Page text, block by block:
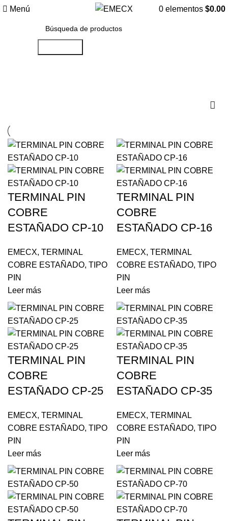
Menú 0 elementos $0.00
TERMINAL PIN
COBRE
ESTAÑADO CP-10
EMECX, TERMINAL
COBRE ESTAÑADO, TIPO
PIN
Leer más
TERMINAL PIN
COBRE
ESTAÑADO CP-16
EMECX, TERMINAL
COBRE ESTAÑADO, TIPO
PIN
Leer más
TERMINAL PIN
COBRE
ESTAÑADO CP-25
EMECX, TERMINAL
COBRE ESTAÑADO, TIPO
PIN
Leer más
TERMINAL PIN
COBRE
ESTAÑADO CP-35
EMECX, TERMINAL
COBRE ESTAÑADO, TIPO
PIN
Leer más